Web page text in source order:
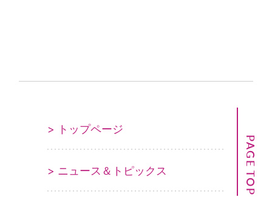
PAGE TOP
> トップページ
> ニュース＆トピックス